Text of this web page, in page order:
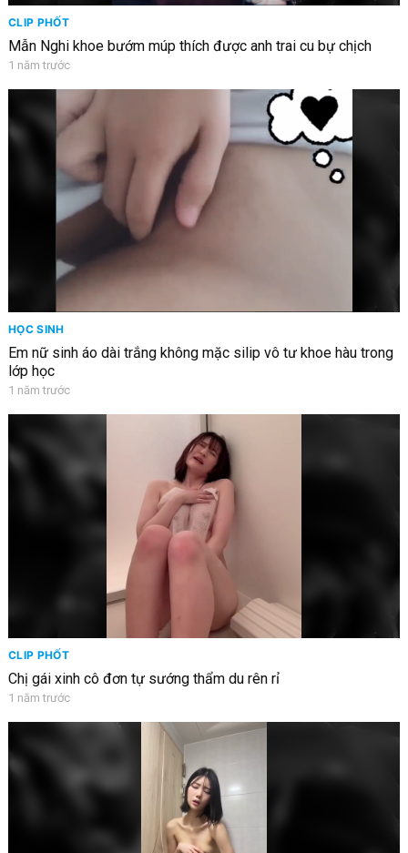
CLIP PHỐT
Mẫn Nghi khoe bướm múp thích được anh trai cu bự chịch
1 năm trước
HỌC SINH
Em nữ sinh áo dài trắng không mặc silip vô tư khoe hàu trong
lớp học
1 năm trước
CLIP PHỐT
Chị gái xinh cô đơn tự sướng thẩm du rên rỉ
1 năm trước